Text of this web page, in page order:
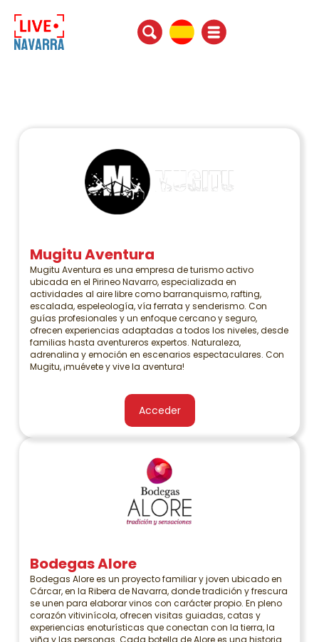
Mugitu Aventura
Mugitu Aventura es una empresa de turismo activo
ubicada en el Pirineo Navarro, especializada en
actividades al aire libre como barranquismo, rafting,
escalada, espeleología, vía ferrata y senderismo. Con
guías profesionales y un enfoque cercano y seguro,
ofrecen experiencias adaptadas a todos los niveles, desde
familias hasta aventureros expertos. Naturaleza,
adrenalina y emoción en escenarios espectaculares. Con
Mugitu, ¡muévete y vive la aventura!
Acceder
Bodegas Alore
Bodegas Alore es un proyecto familiar y joven ubicado en
Cárcar, en la Ribera de Navarra, donde tradición y frescura
se unen para elaborar vinos con carácter propio. En pleno
corazón vitivinícola, ofrecen visitas guiadas, catas y
experiencias enoturísticas que conectan con la tierra, la
viña y las personas. Cada botella de Alore es una historia